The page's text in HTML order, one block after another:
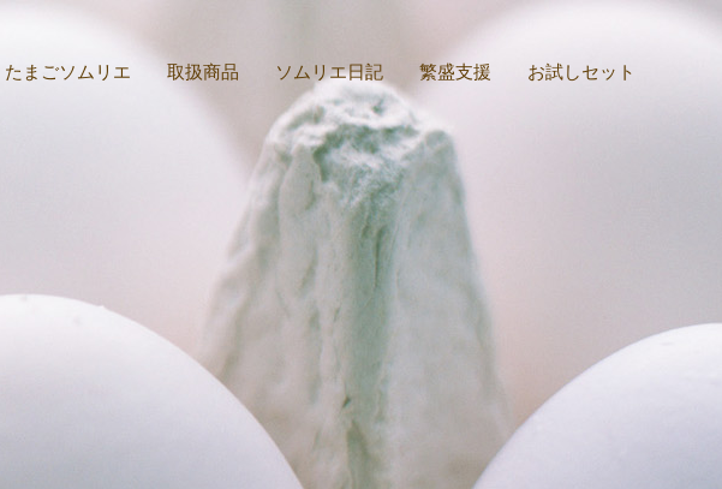
たまごソムリエ 取扱商品 ソムリエ日記 繁盛支援 お試しセット